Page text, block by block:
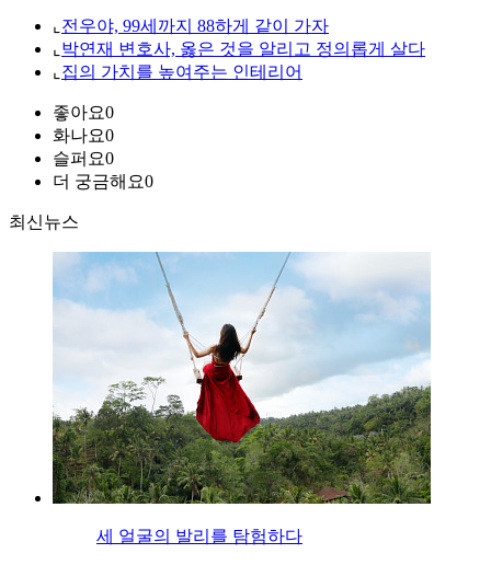
⌞ 전우야, 99세까지 88하게 같이 가자
⌞ 박연재 변호사, 옳은 것을 알리고 정의롭게 살다
⌞ 집의 가치를 높여주는 인테리어
좋아요0
화나요0
슬퍼요0
더 궁금해요0
최신뉴스
세 얼굴의 발리를 탐험하다